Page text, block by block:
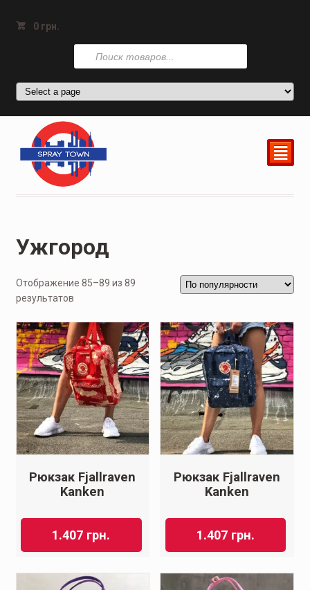
0 грн.
Поиск
товаров
²
Ужгород
Отображение 85–89 из 89
результатов
Рюкзак Fjallraven
Kanken
1.407 грн.
Рюкзак Fjallraven
Kanken
1.407 грн.